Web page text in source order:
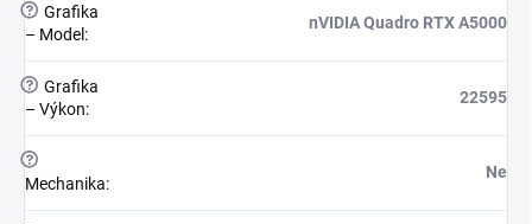
? Grafika
– Model :
nVIDIA Quadro RTX A5000
? Grafika
– Výkon:
22595
?
Mechanika:
Ne